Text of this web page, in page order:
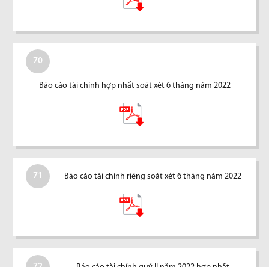
70
Báo cáo tài chính hợp nhất soát xét 6 tháng năm 2022
71 Báo cáo tài chính riêng soát xét 6 tháng năm 2022